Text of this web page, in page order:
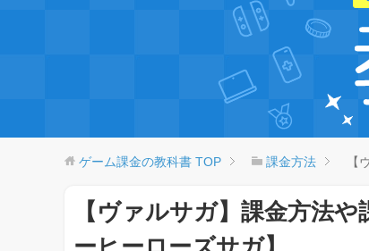
ゲーム課金の教科書 TOP 課金方法 【
【ヴァルサガ】課金方法